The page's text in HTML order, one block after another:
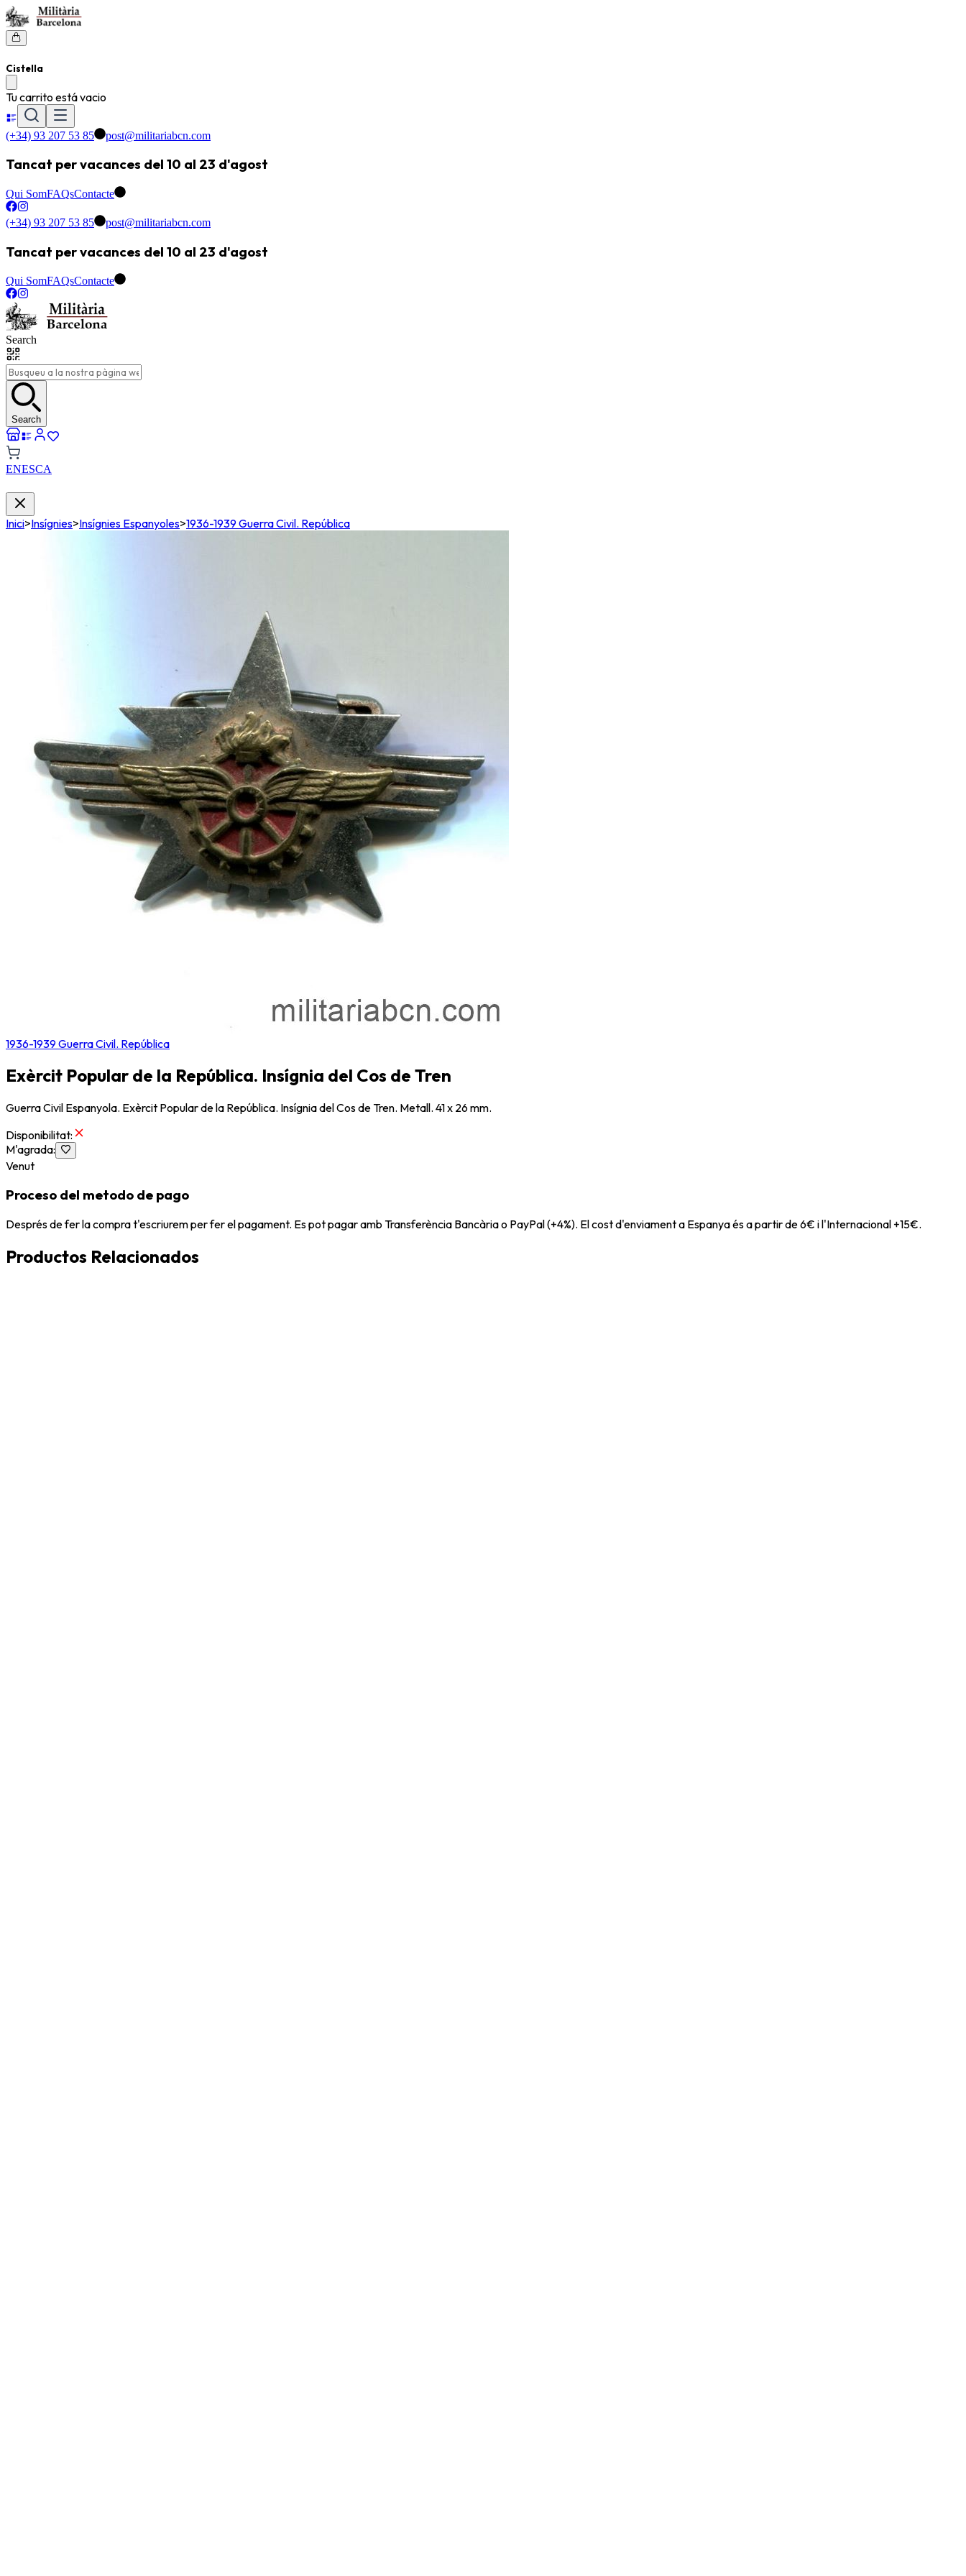
Cistella
Tu carrito está vacio
(+34) 93 207 53 85 post@militariabcn.com
Tancat per vacances del 10 al 23 d'agost
Qui SomFAQsContacte
(+34) 93 207 53 85 post@militariabcn.com
Tancat per vacances del 10 al 23 d'agost
Qui SomFAQsContacte
Search
Search
ENESCA
Inici>Insígnies>Insígnies Espanyoles>1936-1939 Guerra Civil. República
1936-1939 Guerra Civil. República
Exèrcit Popular de la República. Insígnia del Cos de Tren
Guerra Civil Espanyola. Exèrcit Popular de la República. Insígnia del Cos de Tren. Metall. 41 x 26 mm.
Disponibilitat:
M'agrada:
Venut
Proceso del metodo de pago
Després de fer la compra t'escriurem per fer el pagament. Es pot pagar amb Transferència Bancària o PayPal (+4%). El cost d'enviament a Espanya és a partir de 6€ i l'Internacional +15€.
Productos Relacionados